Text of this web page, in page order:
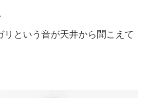
リという音が天井から聞こえて